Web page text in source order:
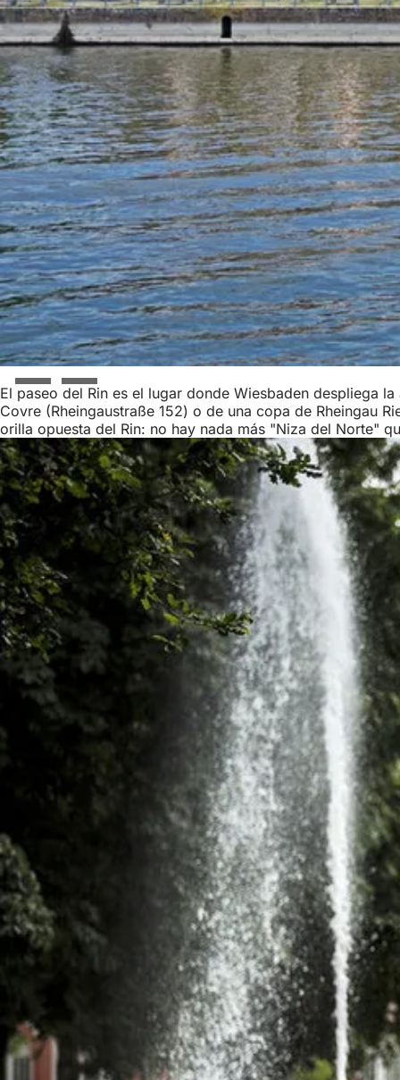
El paseo del Rin es el lugar donde Wiesbaden despliega
Covre (Rheingaustraße 152) o de una copa de Rheingau
orilla opuesta del Rin: no hay nada más "Niza del Norte"